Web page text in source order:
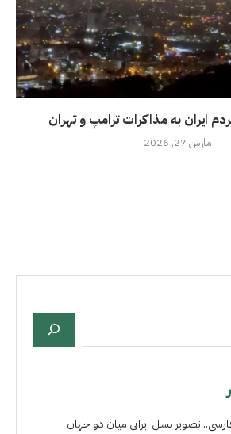
ایران به مذاکرات ترامپ و تهران
مارس 27, 2026
تصویر نسل ایرانی میان دو جهان